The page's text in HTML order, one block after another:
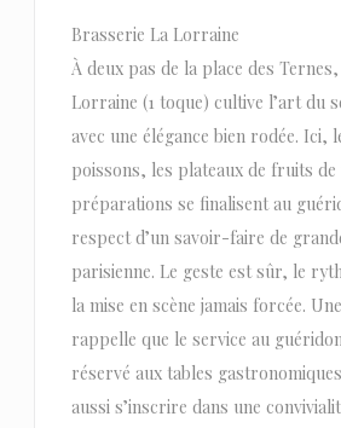
Brasserie La Lorraine
À deux pas de la place des
Lorraine (1 toque) cultive l’art du
avec une élégance bien rodée. Ici,
poissons, les plateaux de fruits
préparations se finalisent au
respect d’un savoir-faire de
parisienne. Le geste est sûr, le
la mise en scène jamais forcée.
rappelle que le service au
réservé aux tables
aussi s’inscrire dans une